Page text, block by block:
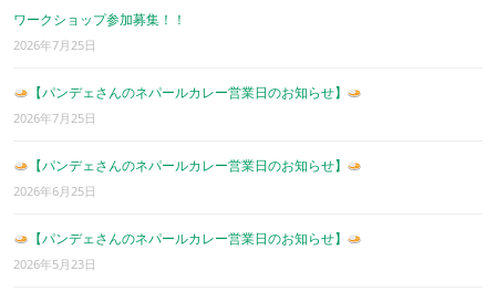
ワークショップ参加募集！！
2026年7月25日
【パンデェさんのネパールカレー営業日のお知らせ】
2026年7月25日
【パンデェさんのネパールカレー営業日のお知らせ】
2026年6月25日
【パンデェさんのネパールカレー営業日のお知らせ】
2026年5月23日